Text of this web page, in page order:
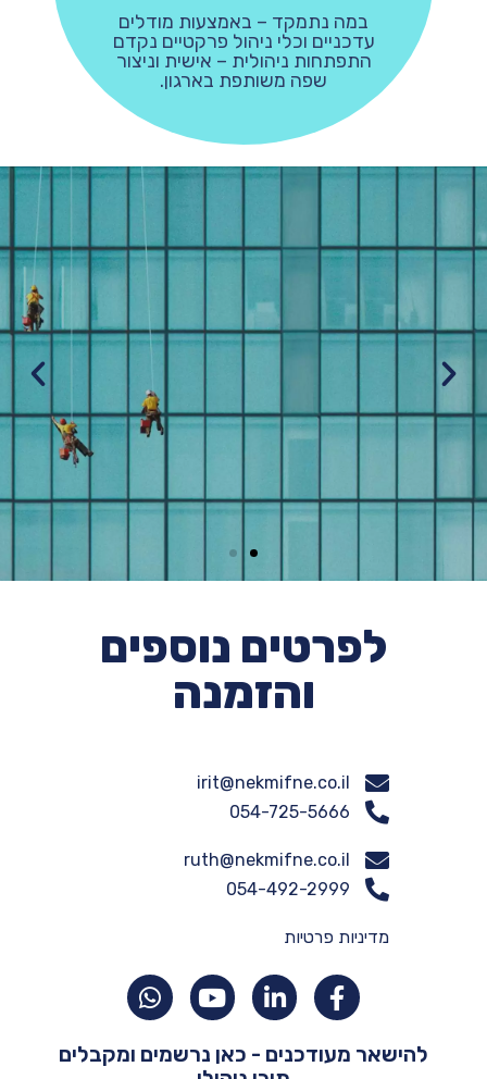
במה נתמקד – באמצעות מודלים
עדכניים וכלי ניהול פרקטיים נקדם
התפתחות ניהולית – אישית וניצור
שפה משותפת בארגון.
סיכונים - AIG
"בעקבות תהליך פיתוח צוות עם "נקודת
מפנה" הצוות שובר שיאים מבחינת
אתגרים ושינויים כאשר מה שעובד הוא
היכולת בצוות לשתף פעולה ולפתור
משותפות".
לפרטים נוספים
והזמנה
irit@nekmifne.co.il
054-725-5666​
ruth@nekmifne.co.il
054-492-2999
מדיניות פרטיות
להישאר מעודכנים - כאן נרשמים ומקבלים